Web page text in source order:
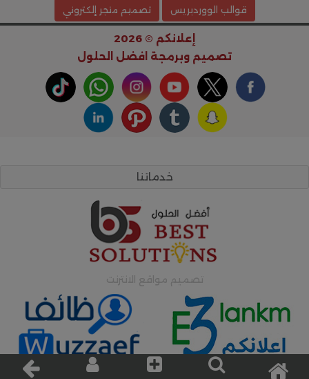
قوالب الووردبريس تصميم متجر إلكتروني
إعلانكم © 2026
تصميم وبرمجة افضل الحلول
خدماتنا
تصميم مواقع الانترنت
اعلانات وظائف